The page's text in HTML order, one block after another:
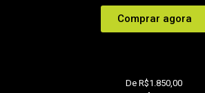
Comprar agora
De R$1.850,00